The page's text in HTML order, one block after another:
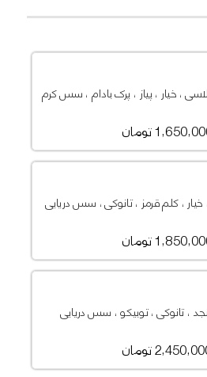
، خیار ، پیاز ، پرک بادام ، سس کرم
تومان
خیار ، کلم قرمز ، تانوکی ، سس دریایی
تومان
، تانوکی ، توبیکو ، سس دریایی
تومان